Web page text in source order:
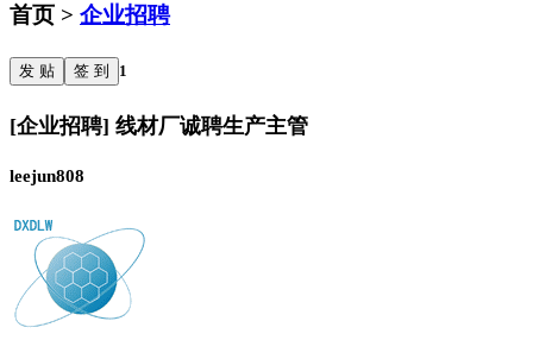
首页 > 企业招聘
发 贴 签 到 1
[企业招聘] 线材厂诚聘生产主管
leejun808